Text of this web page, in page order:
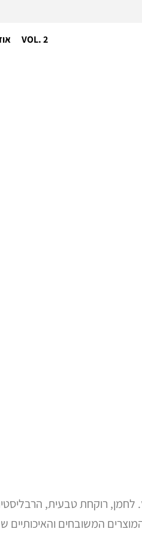
VOL. 2
רוקחת טבעית,
המשובחים והאיכותיים